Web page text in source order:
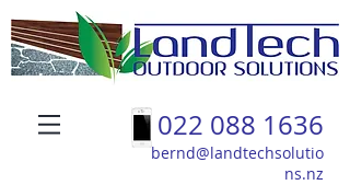
022 088 1636
bernd@landtechsolutio
ns.nz